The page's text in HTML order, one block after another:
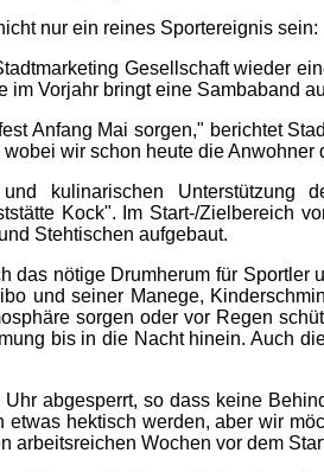
nur ein reines Sportereignis sein:
Gesellschaft wieder
im Vorjahr bringt eine Sambaband
Anfang Mai sorgen," berichtet
wir schon heute die
kulinarischen
Kock". Im Start-/Zielbereich
Stehtischen aufgebaut.
das nötige Drumherum für
und seiner Manege,
sorgen oder vor Regen
bis in die Nacht hinein. Auch
abgesperrt, so dass keine
hektisch werden, aber wir
arbeitsreichen Wochen vor dem